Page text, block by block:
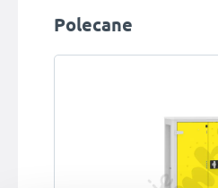
Pomiń galerię produktów
Polecane